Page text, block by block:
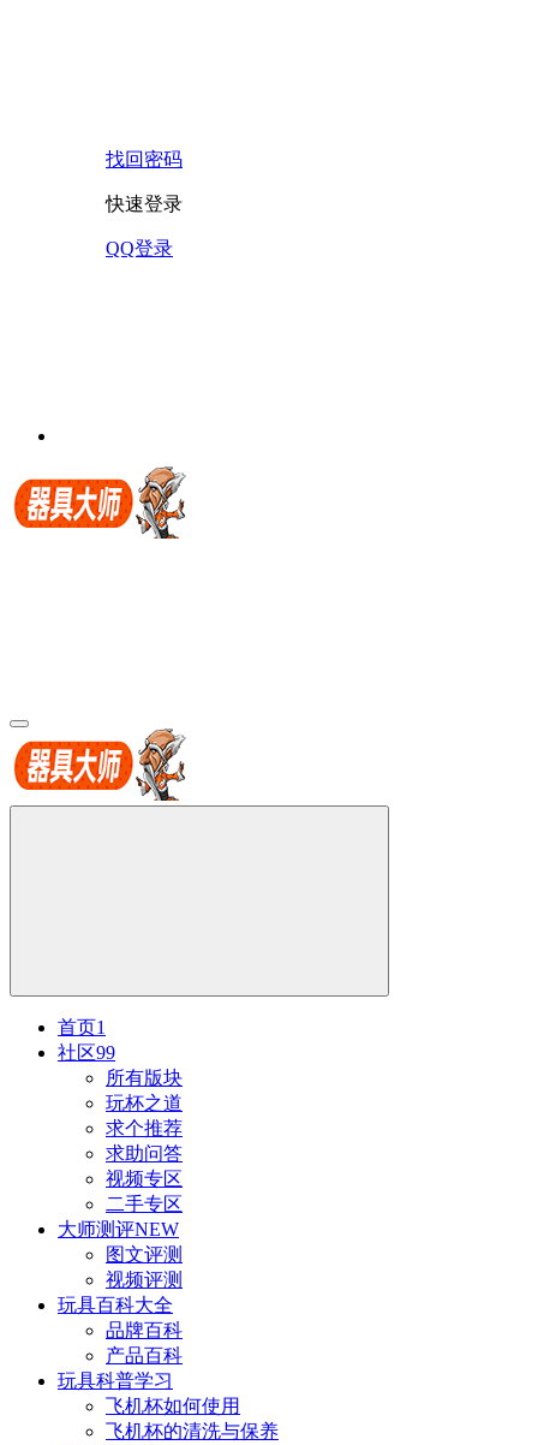
找回密码
快速登录
QQ登录
首页1
社区99
所有版块
玩杯之道
求个推荐
求助问答
视频专区
二手专区
大师测评NEW
图文评测
视频评测
玩具百科大全
品牌百科
产品百科
玩具科普学习
飞机杯如何使用
飞机杯的清洗与保养